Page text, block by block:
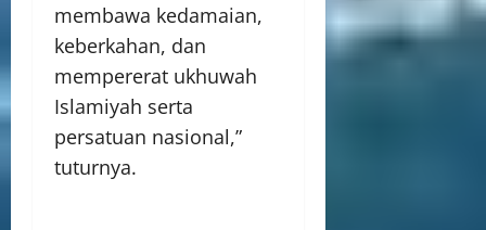
membawa kedamaian,
keberkahan, dan
mempererat ukhuwah
Islamiyah serta
persatuan nasional,”
tuturnya.